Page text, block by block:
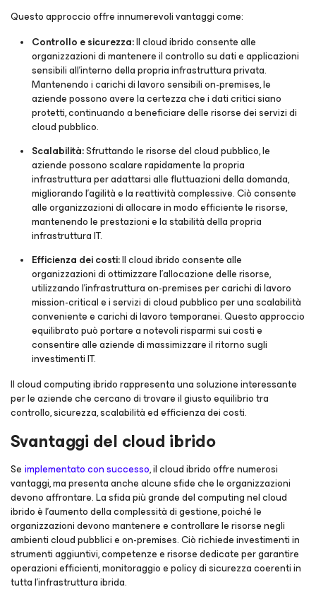
Questo approccio offre innumerevoli vantaggi come:
Controllo e sicurezza:Il cloud ibrido consente alle
organizzazioni di mantenere il controllo su dati e applicazioni
sensibili all'interno della propria infrastruttura privata.
Mantenendo i carichi di lavoro sensibili on-premises, le
aziende possono avere la certezza che i dati critici siano
protetti, continuando a beneficiare delle risorse dei servizi di
cloud pubblico.
Scalabilità:Sfruttando le risorse del cloud pubblico, le
aziende possono scalare rapidamente la propria
infrastruttura per adattarsi alle fluttuazioni della domanda,
migliorando l'agilità e la reattività complessive. Ciò consente
alle organizzazioni di allocare in modo efficiente le risorse,
mantenendo le prestazioni e la stabilità della propria
infrastruttura IT.
Efficienza dei costi:Il cloud ibrido consente alle
organizzazioni di ottimizzare l'allocazione delle risorse,
utilizzando l'infrastruttura on-premises per carichi di lavoro
mission-critical e i servizi di cloud pubblico per una scalabilità
conveniente e carichi di lavoro temporanei. Questo approccio
equilibrato può portare a notevoli risparmi sui costi e
consentire alle aziende di massimizzare il ritorno sugli
investimenti IT.
Il cloud computing ibrido rappresenta una soluzione interessante
per le aziende che cercano di trovare il giusto equilibrio tra
controllo, sicurezza, scalabilità ed efficienza dei costi.
Svantaggi del cloud ibrido
Se implementato con successo, il cloud ibrido offre numerosi
vantaggi, ma presenta anche alcune sfide che le organizzazioni
devono affrontare. La sfida più grande del computing nel cloud
ibrido è l'aumento della complessità di gestione, poiché le
organizzazioni devono mantenere e controllare le risorse negli
ambienti cloud pubblici e on-premises. Ciò richiede investimenti in
strumenti aggiuntivi, competenze e risorse dedicate per garantire
operazioni efficienti, monitoraggio e policy di sicurezza coerenti in
tutta l'infrastruttura ibrida.